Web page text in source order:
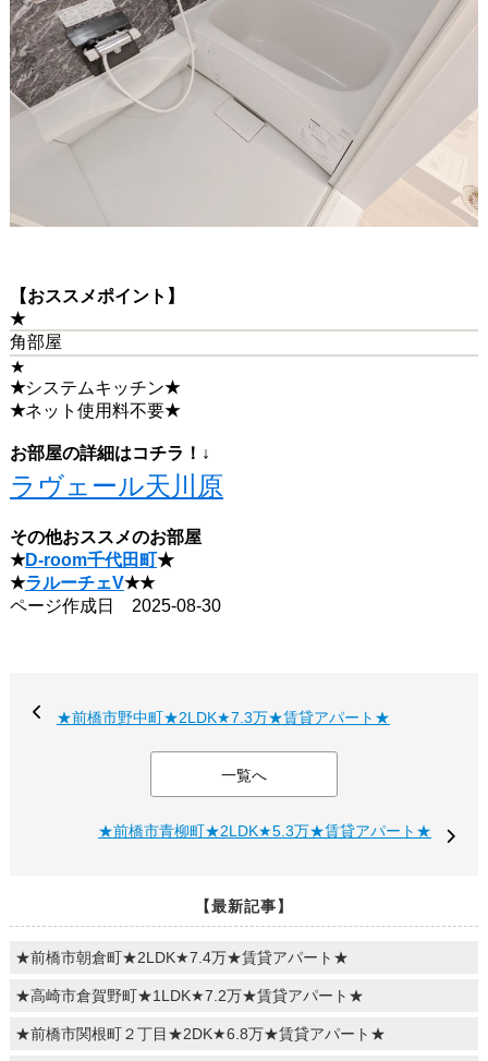
【おススメポイント】
★
角部屋
★
★システムキッチン★
★ネット使用料不要★
お部屋の詳細はコチラ！↓
ラヴェール天川原
その他おススメのお部屋
★D-room千代田町★
★ラルーチェV★★
ページ作成日 2025-08-30
★前橋市野中町★2LDK★7.3万★賃貸アパート★
一覧へ
★前橋市青柳町★2LDK★5.3万★賃貸アパート★
【最新記事】
★前橋市朝倉町★2LDK★7.4万★賃貸アパート★
★高崎市倉賀野町★1LDK★7.2万★賃貸アパート★
★前橋市関根町２丁目★2DK★6.8万★賃貸アパート★